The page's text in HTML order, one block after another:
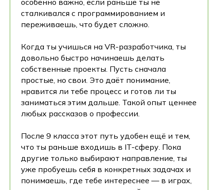
особенно важно, если раньше ты не
сталкивался с программированием и
переживаешь, что будет сложно.
Когда ты учишься на VR-разработчика, ты
довольно быстро начинаешь делать
собственные проекты. Пусть сначала
простые, но свои. Это даёт понимание,
нравится ли тебе процесс и готов ли ты
заниматься этим дальше. Такой опыт ценнее
любых рассказов о профессии.
После 9 класса этот путь удобен ещё и тем,
что ты раньше входишь в IT-сферу. Пока
другие только выбирают направление, ты
уже пробуешь себя в конкретных задачах и
понимаешь, где тебе интереснее — в играх,